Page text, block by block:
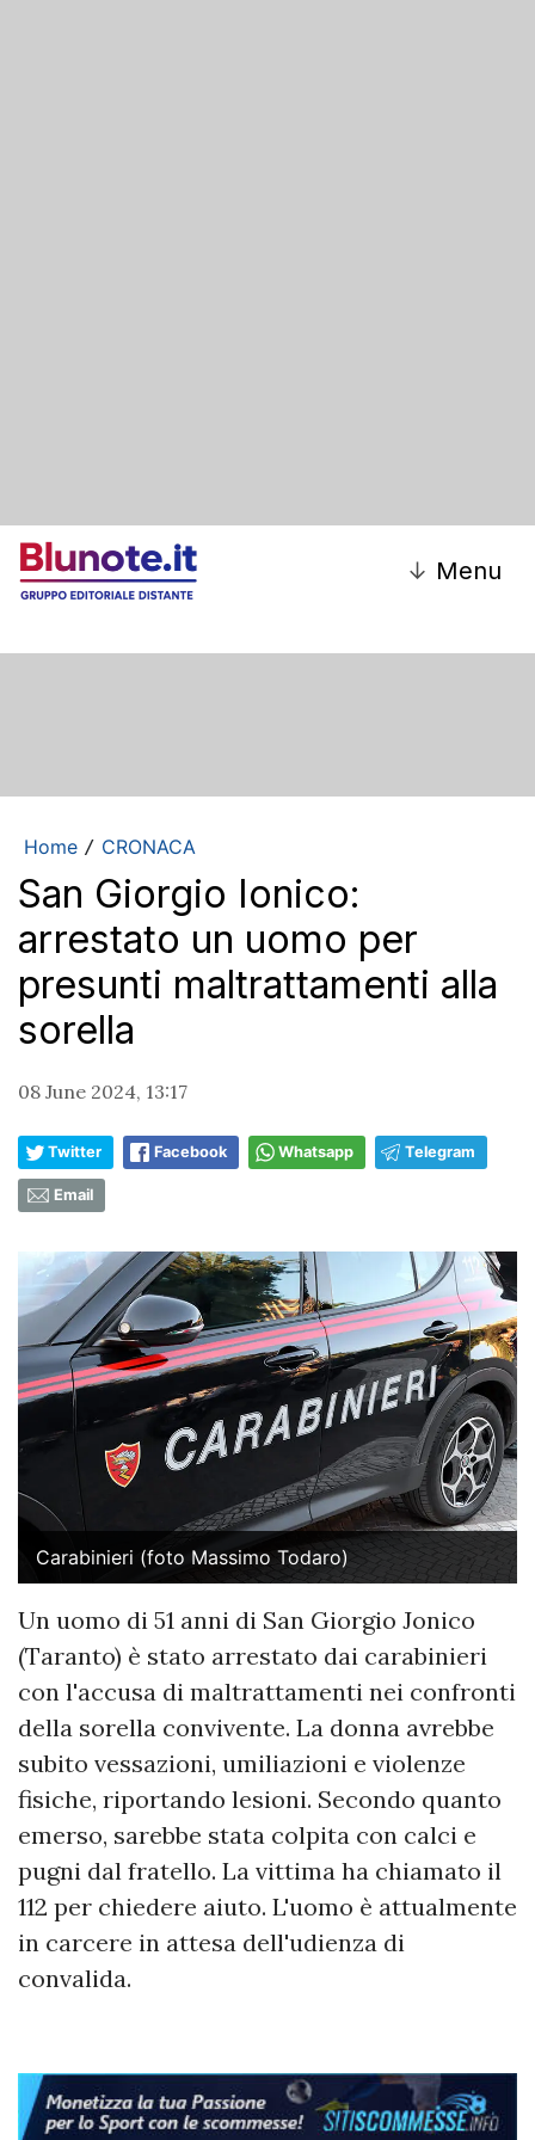
↓ Menu
Home / CRONACA
San Giorgio Ionico:
arrestato un uomo per
presunti maltrattamenti alla
sorella
08 June 2024, 13:17
Twitter Facebook Whatsapp Telegram
Email
Carabinieri (foto Massimo Todaro)
Un uomo di 51 anni di San Giorgio Jonico
(Taranto) è stato arrestato dai carabinieri
con l'accusa di maltrattamenti nei confronti
della sorella convivente. La donna avrebbe
subito vessazioni, umiliazioni e violenze
fisiche, riportando lesioni. Secondo quanto
emerso, sarebbe stata colpita con calci e
pugni dal fratello. La vittima ha chiamato il
112 per chiedere aiuto. L'uomo è attualmente
in carcere in attesa dell'udienza di
convalida.